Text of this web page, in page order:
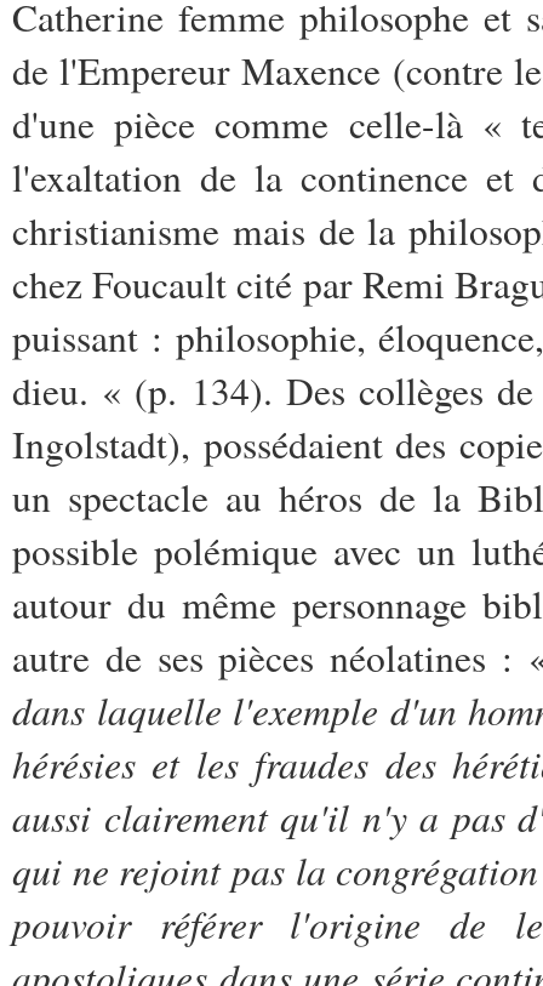
Catherine femme philosophe et
de l'Empereur Maxence (contre
d'une pièce comme celle-là «
l'exaltation de la continence
christianisme mais de la
chez Foucault cité par Remi
puissant : philosophie,
dieu. « (p. 134). Des collèges
Ingolstadt), possédaient des
un spectacle au héros de la
possible polémique avec un
autour du même personnage
autre de ses pièces néolatines :
dans laquelle l'exemple d'un
hérésies et les fraudes des
aussi clairement qu'il n'y a pas
qui ne rejoint pas la
pouvoir référer l'origine de